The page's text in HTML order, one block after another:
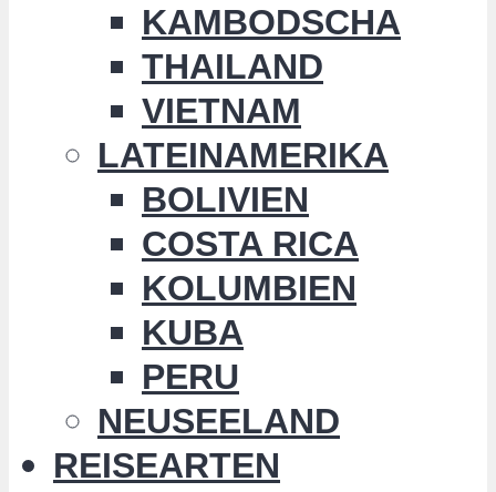
KAMBODSCHA
THAILAND
VIETNAM
LATEINAMERIKA
BOLIVIEN
COSTA RICA
KOLUMBIEN
KUBA
PERU
NEUSEELAND
REISEARTEN